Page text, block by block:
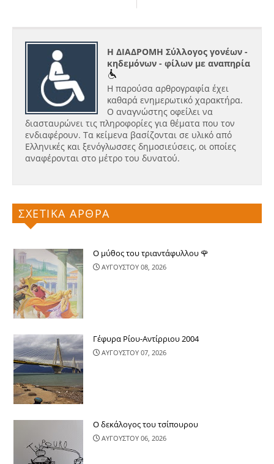
Η ΔΙΑΔΡΟΜΗ Σύλλογος γονέων -
κηδεμόνων - φίλων με αναπηρία
Η παρούσα αρθρογραφία έχει
καθαρά ενημερωτικό χαρακτήρα.
Ο αναγνώστης οφείλει να
διασταυρώνει τις πληροφορίες για θέματα που τον
ενδιαφέρουν. Τα κείμενα βασίζονται σε υλικό από
Ελληνικές και ξενόγλωσσες δημοσιεύσεις, οι οποίες
αναφέρονται στο μέτρο του δυνατού.
ΣΧΕΤΙΚΑ ΑΡΘΡΑ
Ο μύθος του τριαντάφυλλου 🌹
ΑΥΓΟΥΣΤΟΥ 08, 2026
Γέφυρα Ρίου-Αντίρριου 2004
ΑΥΓΟΥΣΤΟΥ 07, 2026
Ο δεκάλογος του τσίπουρου
ΑΥΓΟΥΣΤΟΥ 06, 2026